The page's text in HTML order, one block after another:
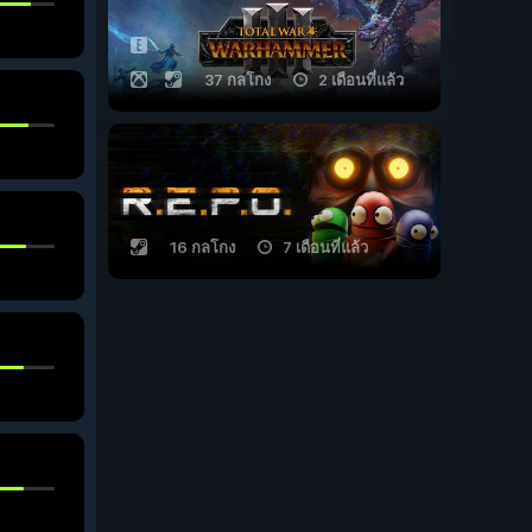
37 กลโกง 2 เดือนที่แล้ว
16 กลโกง 7 เดือนที่แล้ว